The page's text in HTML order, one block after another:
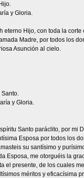
y Gloria.
eterno Hijo, con toda la
Madre, por todos los
Asunción al cielo.
y Gloria.
Santo paráclito, por mi
Esposa por todos los
su santísimo y
Esposa, me otorguéis la
el presente, de los cuales
méritos y eficacísima